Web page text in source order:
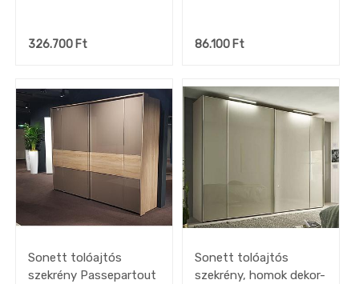
326.700 Ft 86.100Ft
Sonett tolóajtós
szekrény Passepartout
Sonett tolóajtós
szekrény, homok dekor-